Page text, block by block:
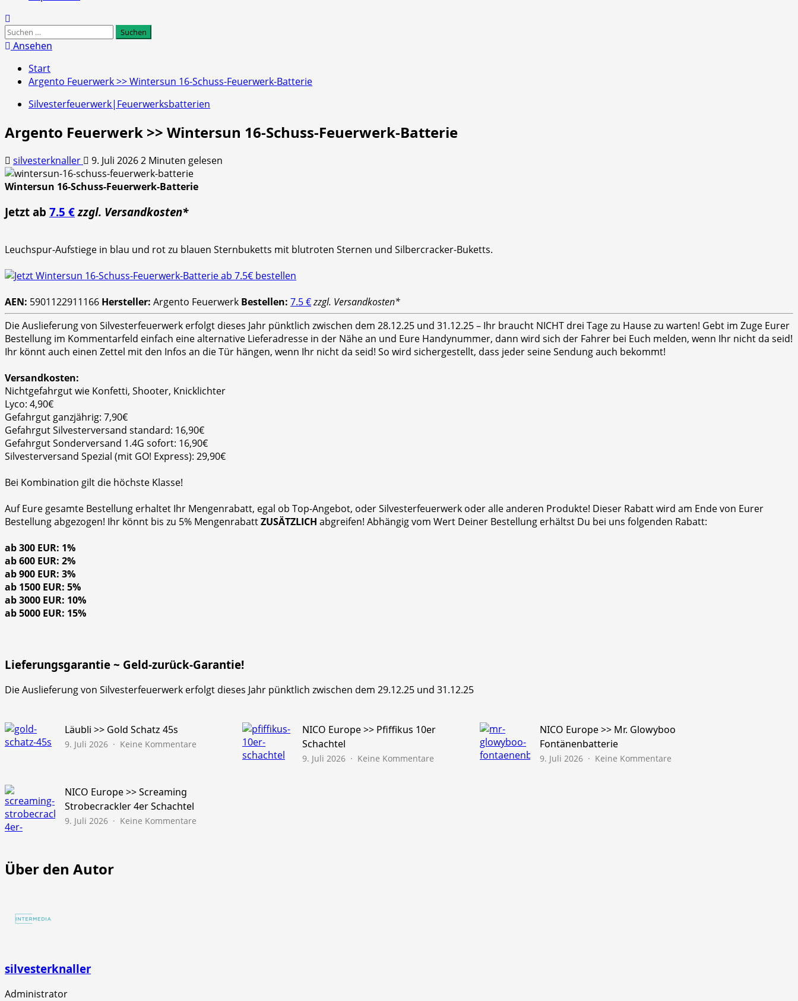
Suchen
nach:
Ansehen
Start
Argento Feuerwerk >> Wintersun 16-Schuss-Feuerwerk-Batterie
Silvesterfeuerwerk|Feuerwerksbatterien
Argento Feuerwerk >> Wintersun 16-Schuss-Feuerwerk-Batterie
silvesterknaller 9. Juli 20262 Minuten gelesen
Wintersun 16-Schuss-Feuerwerk-Batterie
Jetzt ab 7.5 € zzgl. Versandkosten*
Leuchspur-Aufstiege in blau und rot zu blauen Sternbuketts mit blutroten Sternen und Silbercracker-Buketts.
AEN: 5901122911166 Hersteller: Argento Feuerwerk Bestellen: 7.5 €zzgl. Versandkosten*
Die Auslieferung von Silvesterfeuerwerk erfolgt dieses Jahr pünktlich zwischen dem 28.12.25 und 31.12.25 – Ihr braucht NICHT drei Tage zu Hause zu warten! Gebt im Zuge Eurer
Bestellung im Kommentarfeld einfach eine alternative Lieferadresse in der Nähe an und Eure Handynummer, dann wird sich der Fahrer bei Euch melden, wenn Ihr nicht da seid!
Ihr könnt auch einen Zettel mit den Infos an die Tür hängen, wenn Ihr nicht da seid! So wird sichergestellt, dass jeder seine Sendung auch bekommt!
Versandkosten:
Nichtgefahrgut wie Konfetti, Shooter, Knicklichter
Lyco: 4,90€
Gefahrgut ganzjährig: 7,90€
Gefahrgut Silvesterversand standard: 16,90€
Gefahrgut Sonderversand 1.4G sofort: 16,90€
Silvesterversand Spezial (mit GO! Express): 29,90€
Bei Kombination gilt die höchste Klasse!
Auf Eure gesamte Bestellung erhaltet Ihr Mengenrabatt, egal ob Top-Angebot, oder Silvesterfeuerwerk oder alle anderen Produkte! Dieser Rabatt wird am Ende von Eurer
Bestellung abgezogen! Ihr könnt bis zu 5% MengenrabattZUSÄTZLICH abgreifen! Abhängig vom Wert Deiner Bestellung erhältst Du bei uns folgenden Rabatt:
ab 300 EUR: 1%
ab 600 EUR: 2%
ab 900 EUR: 3%
ab 1500 EUR: 5%
ab 3000 EUR: 10%
ab 5000 EUR: 15%
Lieferungsgarantie ~ Geld-zurück-Garantie!
Die Auslieferung von Silvesterfeuerwerk erfolgt dieses Jahr pünktlich zwischen dem 29.12.25 und 31.12.25
Läubli >> Gold Schatz 45s
9. Juli 2026 Keine Kommentare
NICO Europe >> Pfiffikus 10er
Schachtel
9. Juli 2026 Keine Kommentare
NICO Europe >> Mr. Glowyboo
Fontänenbatterie
9. Juli 2026 Keine Kommentare
NICO Europe >> Screaming
Strobecrackler 4er Schachtel
9. Juli 2026 Keine Kommentare
Über den Autor
silvesterknaller
Administrator